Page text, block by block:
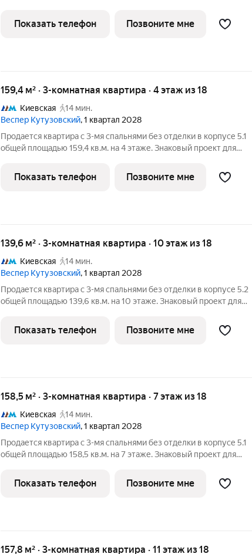
площадью 3,7 га расположен на Кутузовском проспекте и
воплощает новую
Показать телефон Позвоните мне
159,4 м² · 3-комнатная квартира · 4 этаж из 18
Киевская
14 мин.
Веспер Кутузовский, 1 квартал 2028
Продается квартира с 3-мя спальнями без отделки в корпусе 5.1
общей площадью 159,4 кв.м. на 4 этаже. Знаковый проект для
площадью 3,7 га расположен на Кутузовском проспекте и
воплощает новую
Показать телефон Позвоните мне
139,6 м² · 3-комнатная квартира · 10 этаж из 18
Киевская
14 мин.
Веспер Кутузовский, 1 квартал 2028
Продается квартира с 3-мя спальнями без отделки в корпусе 5.2
общей площадью 139,6 кв.м. на 10 этаже. Знаковый проект для
площадью 3,7 га расположен на Кутузовском проспекте и
воплощает новую
Показать телефон Позвоните мне
158,5 м² · 3-комнатная квартира · 7 этаж из 18
Киевская
14 мин.
Веспер Кутузовский, 1 квартал 2028
Продается квартира с 3-мя спальнями без отделки в корпусе 5.1
общей площадью 158,5 кв.м. на 7 этаже. Знаковый проект для
площадью 3,7 га расположен на Кутузовском проспекте и
воплощает новую
Показать телефон Позвоните мне
157,8 м² · 3-комнатная квартира · 11 этаж из 18